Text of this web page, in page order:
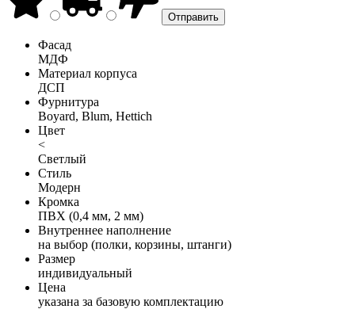
Фасад
МДФ
Материал корпуса
ДСП
Фурнитура
Boyard, Blum, Hettich
Цвет
<
Светлый
Стиль
Модерн
Кромка
ПВХ (0,4 мм, 2 мм)
Внутреннее наполнение
на выбор (полки, корзины, штанги)
Размер
индивидуальный
Цена
указана за базовую комплектацию